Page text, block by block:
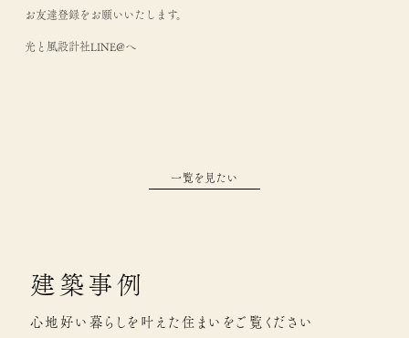
お友達登録をお願いいたします。
光と風設計社LINE@へ
一覧を見たい
建築事例
心地好い暮らしを叶えた住まいをご覧ください